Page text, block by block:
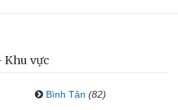
Khu vực
Bình Tân (82)